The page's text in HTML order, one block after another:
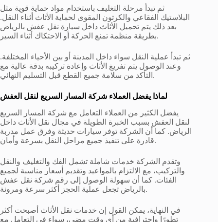
ثم تبدأ مرحلة التغليف باستخدام مواد حماية قوية مثل
البلاستيك الفقاعي والكرتون المقوى لحماية الأثاث أثناء النقل.
بعد ذلك يتم تحميل الأثاث داخل سيارة نقل عفش بالرياض
بطريقة منظمة تمنع الحركة أو الاحتكاك أثناء السير.
ثم تبدأ عملية النقل سواء داخل المدينة أو بين الأحياء المختلفة.
وعند الوصول يتم تفريغ الأثاث وإعادة تركيبه بدقة عالية مع
التأكد من سلامة جميع القطع قبل التسليم النهائي.
لماذا يفضل العملاء شركة المسار السريع لنقل العفش
يفضل الكثير من العملاء التعامل مع شركة المسار السريع
لنقل العفش بسبب الخبرة الطويلة في مجال نقل الأثاث داخل
الرياض. كما أن الشركة توفر سيارات حديثة وفرق عمل مدربة
قادرة على تنفيذ جميع مراحل النقل بسرعة وأمان.
وتقدم الشركة خدمات شاملة تشمل الفك والتغليف والنقل
والتركيب، مع الالتزام بالمواعيد وتقديم أسعار مناسبة لجميع
الفئات. كما أن سهولة الوصول إلى رقم شركة نقل عفش
بالرياض تجعل عملية الحجز أكثر سرعة ومرونة.
في النهاية، يمكن القول إن خدمات نقل الأثاث أصبحت أكثر
تطورًا واحترافية من أي وقت مضى، سواء في التعامل مع